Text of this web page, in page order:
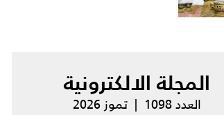
المجلة الالكترونية
العدد 1098 | تموز 2026